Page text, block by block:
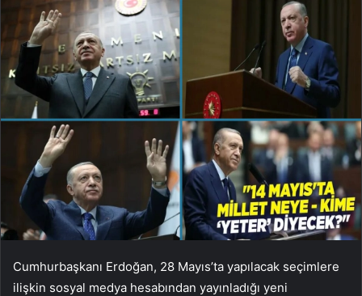
Cumhurbaşkanı Erdoğan, 28 Mayıs’ta yapılacak seçimlere
ilişkin sosyal medya hesabından yayınladığı yeni